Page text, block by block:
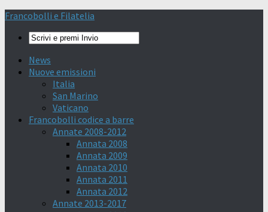
Francobolli e Filatelia
News
Nuove emissioni
Italia
San Marino
Vaticano
Francobolli codice a barre
Annate 2008-2012
Annata 2008
Annata 2009
Annata 2010
Annata 2011
Annata 2012
Annate 2013-2017